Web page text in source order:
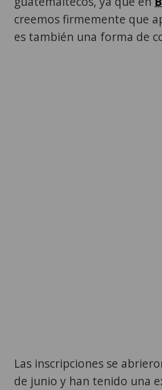
creemos firmemente que
es también una forma de
Las inscripciones se
de junio y han tenido una